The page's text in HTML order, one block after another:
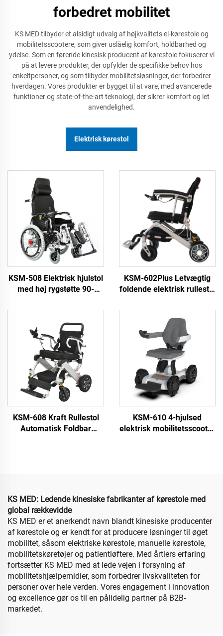
forbedret mobilitet
KS MED tilbyder et alsidigt udvalg af højkvalitets el-kørestole og
mobilitetsscootere, som giver uslåelig komfort, holdbarhed og
ydelse. Som en førende kinesisk producent af kørestole fokuserer vi
på at levere produkter, der opfylder de specifikke behov hos
enkeltpersoner, og som tilbyder mobilitetsløsninger, der forbedrer
hverdagen. Vores produkter er bygget til at vare, med avancerede
funktioner og state-of-the-art teknologi, der sikrer komfort og let
anvendelighed.
Elektrisk kørestol
KSM-508 Elektrisk hjulstol
med høj rygstøtte 90-
automatisk foldende og
liggende hjulstol
KSM-602Plus Letvægtig
foldende elektrisk rullestol
foldende rullestol og
KSM-608 Kraft Rullestol
Automatisk Foldbar
KSM-610 4-hjulsed
elektrisk mobilitetsscooter
KS MED: Ledende kinesiske fabrikanter af kørestole med
global rækkevidde
KS MED er et anerkendt navn blandt kinesiske producenter
af kørestole og er kendt for at producere løsninger til øget
mobilitet, såsom elektriske kørestole, manuelle kørestole,
mobilitetskøretøjer og patientløftere. Med årtiers erfaring
fortsætter KS MED med at lede vejen i forsyning af
mobilitetshjælpemidler, som forbedrer livskvaliteten for
personer over hele verden. Vores engagement i innovation
og excellence gør os til en pålidelig partner på B2B-
markedet.